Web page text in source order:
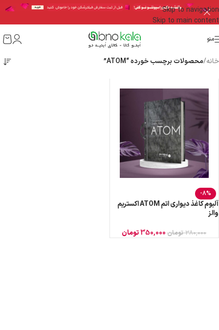
Skip to navigation
Skip to main content
منو
خانه/محصولات برچسب خورده “ATOM”
-8%
آلبوم کاغذ دیواری اتم ATOM اکستریم
والز
380,000 تومان 350,000تومان